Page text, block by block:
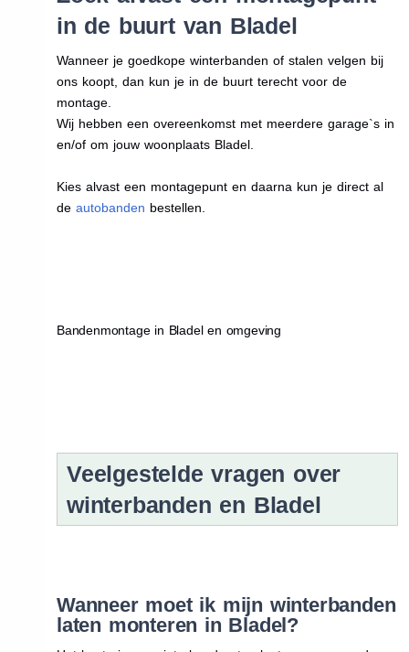
in de buurt van Bladel
Wanneer je goedkope winterbanden of stalen velgen bij
ons koopt, dan kun je in de buurt terecht voor de
montage.
Wij hebben een overeenkomst met meerdere garage`s in
en/of om jouw woonplaats Bladel.
Kies alvast een montagepunt en daarna kun je direct al
de autobanden bestellen.
Bandenmontage in Bladel en omgeving
Veelgestelde vragen over
winterbanden en Bladel
Wanneer moet ik mijn winterbanden
laten monteren in Bladel?